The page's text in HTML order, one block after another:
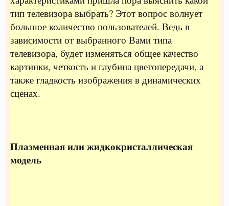
тип телевизора выбрать? Этот вопрос волнует
большое количество пользователей. Ведь в
зависимости от выбранного Вами типа
телевизора, будет изменяться общее качество
картинки, четкость и глубина цветопередачи, а
также гладкость изображения в динамических
сценах.
Плазменная или жидкокристаллическая
модель